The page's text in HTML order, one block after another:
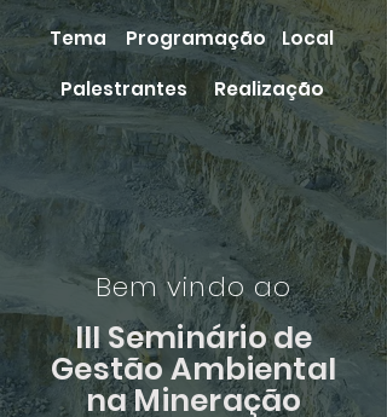
Tema Programação
Local
Palestrantes
Realização
Bem vindo ao
III Seminário de
Gestão Ambiental
na Mineração